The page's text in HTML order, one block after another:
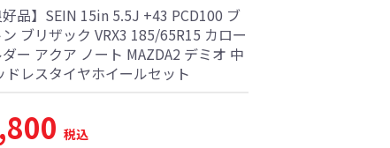
好品】SEIN 15in 5.5J +43 PCD100 ブ
ブリザック VRX3 185/65R15 カロー
ー アクア ノート MAZDA2 デミオ 中
ドレスタイヤホイールセット
税込